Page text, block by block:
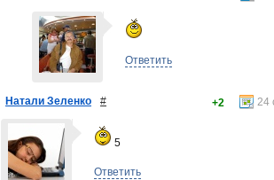
Ответить
Натали Зеленко # 24
+2
5
Ответить